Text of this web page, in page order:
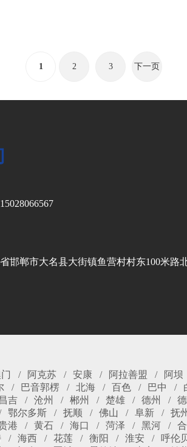
1 2 3 下一页
邯郸市大名县大街镇鱼营村村东100米路
阿克苏 安康 阿拉善盟 阿坝
巴音郭楞 北海 百色 巴中
昌吉 沧州 郴州 楚雄 德州
鄂尔多斯 抚顺 佛山 阜新 抚
港 黄石 海口 菏泽 黑河
海西 花莲 衡阳 淮安 呼伦